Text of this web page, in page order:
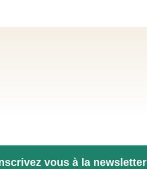
vous à la newsletter